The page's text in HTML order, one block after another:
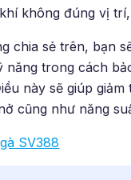
không đúng vị
chia sẻ trên, bạn
năng trong cách
này sẽ giúp giảm
cũng như năng
SV388